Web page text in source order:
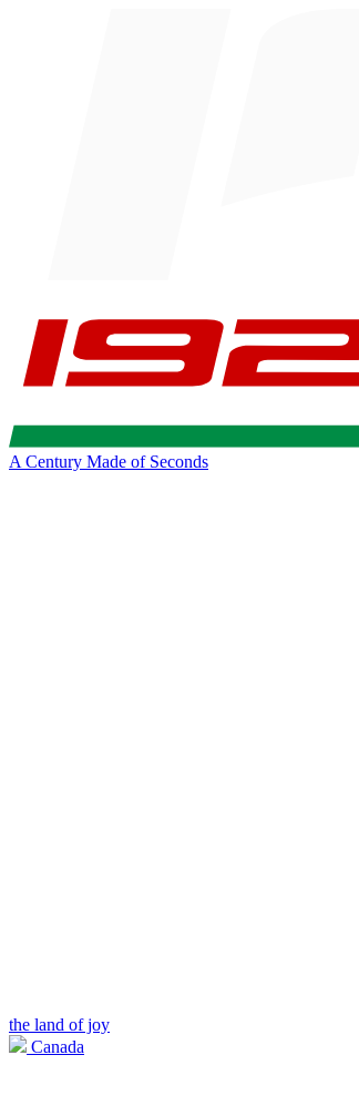
A Century Made of Seconds
the land of joy
Canada